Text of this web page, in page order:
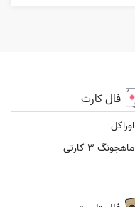
فال کارت
اوراکل
ماهجونگ 3 کارتی